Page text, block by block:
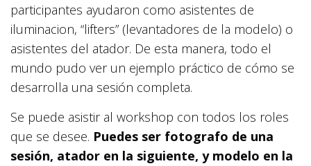
participantes ayudaron como asistentes de
iluminacion, “lifters” (levantadores de la modelo) o
asistentes del atador. De esta manera, todo el
mundo pudo ver un ejemplo práctico de cómo se
desarrolla una sesión completa.
Se puede asistir al workshop con todos los roles
que se desee. Puedes ser fotografo de una
sesión, atador en la siguiente, y modelo en la